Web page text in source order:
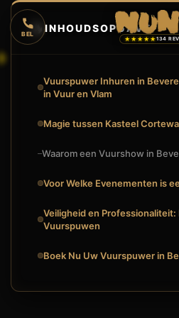
BEL
★★★★★134
🔥INHOUDSOPGAVE
Vuurspuwer Inhuren in
in Vuur en Vlam
Magie tussen Kasteel
Waarom een Vuurshow in
Voor Welke Evenementen is
Veiligheid en Professionaliteit:
Vuurspuwen
Boek Nu Uw Vuurspuwer in